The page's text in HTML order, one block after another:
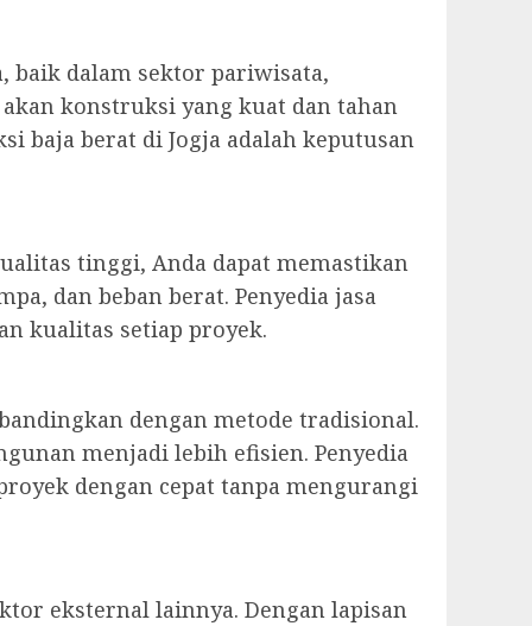
baik dalam sektor pariwisata,
konstruksi yang kuat dan tahan
baja berat di Jogja adalah keputusan
tinggi, Anda dapat memastikan
dan beban berat. Penyedia jasa
kualitas setiap proyek.
dengan metode tradisional.
menjadi lebih efisien. Penyedia
dengan cepat tanpa mengurangi
eksternal lainnya. Dengan lapisan